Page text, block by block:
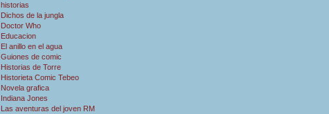
historias
Dichos de la jungla
Doctor Who
Educacion
El anillo en el agua
Guiones de comic
Historias de Torre
Historieta Comic Tebeo
Novela grafica
Indiana Jones
Las aventuras del joven RM